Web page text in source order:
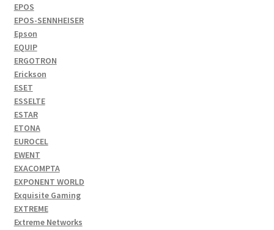
EPOS
EPOS-SENNHEISER
Epson
EQUIP
ERGOTRON
Erickson
ESET
ESSELTE
ESTAR
ETONA
EUROCEL
EWENT
EXACOMPTA
EXPONENT WORLD
Exquisite Gaming
EXTREME
Extreme Networks